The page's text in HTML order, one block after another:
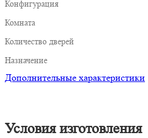
Конфигурация
Комната
Количество дверей
Назначение
Дополнительные характеристики
Условия изготовления